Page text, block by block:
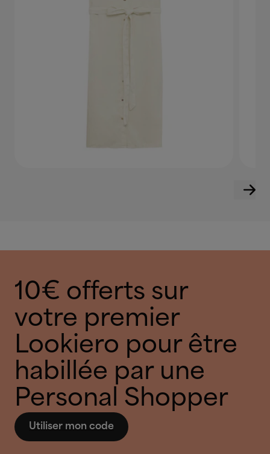
10€ offerts sur
votre premier
Lookiero pour être
habillée par une
Personal Shopper
Utiliser mon code